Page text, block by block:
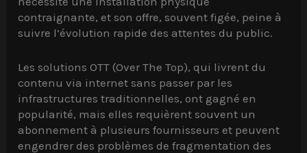
contraignante, et son offre, souvent figée, peine à
suivre l’évolution rapide des attentes du public.
Les solutions OTT (Over The Top), qui livrent du
contenu via internet sans passer par les
infrastructures traditionnelles, ont gagné en
popularité, mais elles requièrent souvent un
abonnement à plusieurs fournisseurs et peuvent
engendrer des problèmes de fragmentation des